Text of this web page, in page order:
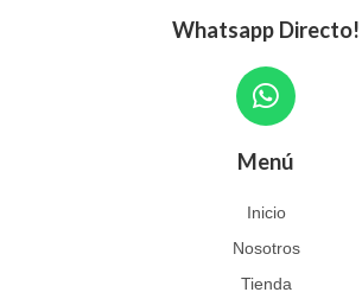
Whatsapp Directo!
W
h
t
s
a
p
p
Menú
Inicio
Nosotros
Tienda